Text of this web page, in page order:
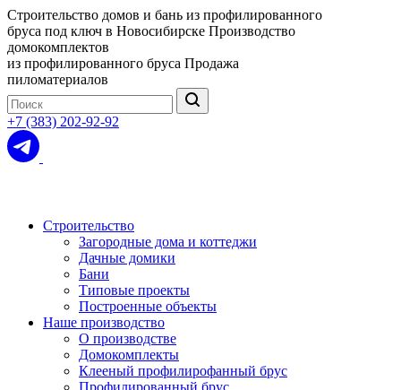
Строительство домов и бань из профилированного
бруса под ключ в Новосибирске Производство
домокомплектов
из профилированного бруса Продажа
пиломатериалов
+7 (383) 202-92-92
Строительство
Загородные дома и коттеджи
Дачные домики
Бани
Типовые проекты
Построенные объекты
Наше производство
О производстве
Домокомплекты
Клееный профилирофанный брус
Профилированный брус